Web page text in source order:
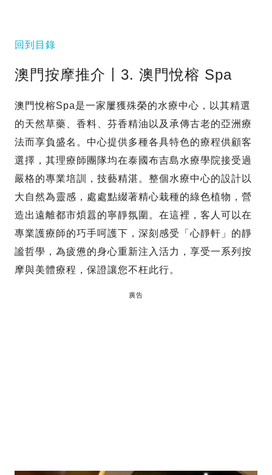
回到目錄
澳門按摩推介〡3. 澳門悅榕 Spa
澳門悅榕Spa是一家屢獲殊榮的水療中心，以其精選
的天然草藥、香料、芬香精油以及承傳古老的亞洲療
法而享負盛名。中心提供多種各具特色的療程供顧客
選擇，其理療師團隊均在泰國布吉島水療學院接受過
嚴格的專業培訓，技藝精湛。整個水療中心的設計以
大自然為靈感，處處點綴著精心栽種的綠色植物，營
造出遠離都市煩囂的寧靜氛圍。在這裡，客人可以在
專業護療師的巧手呵護下，深刻感受「心靜軒」的靜
謐哲學，為疲憊的身心重新注入活力，享受一系列按
摩與美體療程，保證讓您不枉此行。
廣告